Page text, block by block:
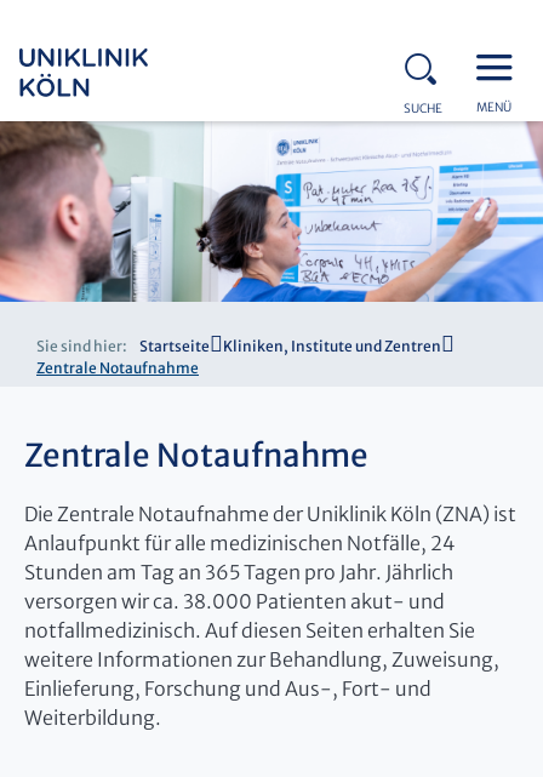
SUCHE MENÜ
Sie sind hier: Startseite
Kliniken, Institute und Zentren
Zentrale Notaufnahme
Zentrale Notaufnahme
Die Zentrale Notaufnahme der Uniklinik Köln (ZNA) ist
Anlaufpunkt für alle medizinischen Notfälle, 24
Stunden am Tag an 365 Tagen pro Jahr. Jährlich
versorgen wir ca. 38.000 Patienten akut- und
notfallmedizinisch. Auf diesen Seiten erhalten Sie
weitere Informationen zur Behandlung, Zuweisung,
Einlieferung, Forschung und Aus-, Fort- und
Weiterbildung.